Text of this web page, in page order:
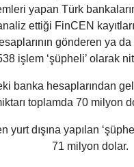
yapan Türk
analiz ettiği FinCEN
gönderen ya da
işlem ‘şüpheli’ olarak
banka hesaplarından
toplamda 70 milyon
yurt dışına yapılan
71 milyon dolar.